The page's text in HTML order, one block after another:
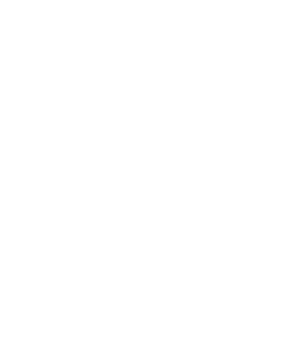
an?
Installation mit Flotide-